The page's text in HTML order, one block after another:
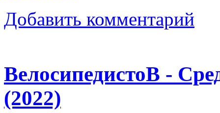
Добавить комментарий
ВелосипедистоВ -
(2022)